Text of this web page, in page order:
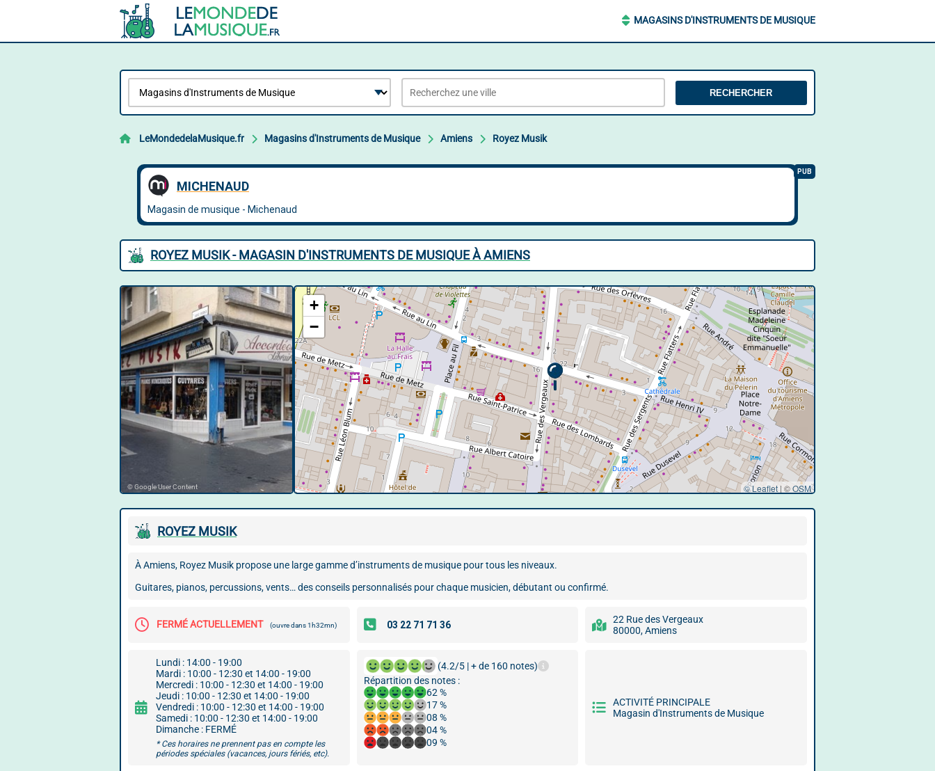
MAGASINS D'INSTRUMENTS DE MUSIQUE
RECHERCHER
LeMondedelaMusique.fr Magasins d'Instruments de Musique Amiens Royez Musik
ROYEZ MUSIK - MAGASIN D'INSTRUMENTS DE MUSIQUE À AMIENS
© Google User Content
+
−
© Leaflet | ©OSM
ROYEZ MUSIK
À Amiens, Royez Musik propose une large gamme d’instruments de musique pour tous les niveaux.
Guitares, pianos, percussions, vents… des conseils personnalisés pour chaque musicien, débutant ou confirmé.
FERMÉ ACTUELLEMENT (ouvre dans 1h32mn)
22 Rue des Vergeaux
80000, Amiens
Lundi : 14:00 - 19:00
Mardi : 10:00 - 12:30 et 14:00 - 19:00
Mercredi : 10:00 - 12:30 et 14:00 - 19:00
Jeudi : 10:00 - 12:30 et 14:00 - 19:00
Vendredi : 10:00 - 12:30 et 14:00 - 19:00
Samedi : 10:00 - 12:30 et 14:00 - 19:00
Dimanche : FERMÉ
* Ces horaires ne prennent pas en compte les
périodes spéciales (vacances, jours fériés, etc).
(4.2/5 | + de 160 notes)
Répartition des notes :
62 %
17 %
08 %
04 %
09 %
ACTIVITÉ PRINCIPALE
Magasin d'Instruments de Musique